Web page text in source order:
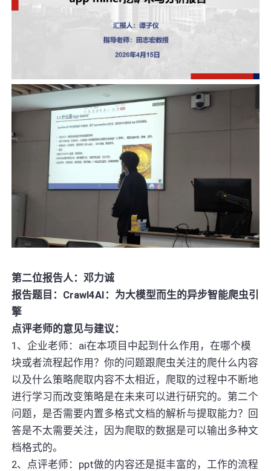
第二位报告人：邓力诚
报告题目：Crawl4AI：为大模型而生的异步智能爬虫引
擎
点评老师的意见与建议：
1、企业老师：ai在本项目中起到什么作用，在哪个模
块或者流程起作用？你的问题跟爬虫关注的爬什么内容
以及什么策略爬取内容不太相近，爬取的过程中不断地
进行学习而改变策略是在未来可以进行研究的。第二个
问题，是否需要内置多格式文档的解析与提取能力？回
答是不太需要关注，因为爬取的数据是可以输出多种文
档格式的。
2、点评老师：ppt做的内容还是挺丰富的，工作的流程